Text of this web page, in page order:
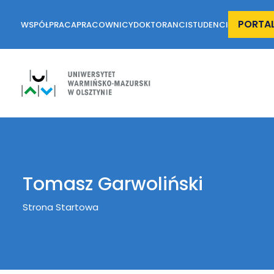
WSPÓŁPRACAPRACOWNICYDOKTORANCISTUDENCI
Tomasz Garwoliński
Breadcrumb
Strona Startowa